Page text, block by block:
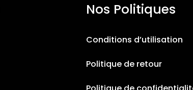
Nos Politiques
Conditions d’utilisation
Politique de retour